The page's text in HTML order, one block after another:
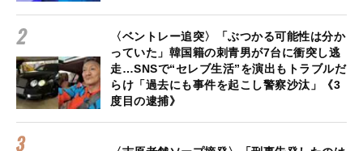
〈ベントレー追突〉「ぶつかる可能性は分か
っていた」韓国籍の刺青男が7台に衝突し逃
走…SNSで“セレブ生活”を演出もトラブルだ
らけ「過去にも事件を起こし警察沙汰」《3
度目の逮捕》